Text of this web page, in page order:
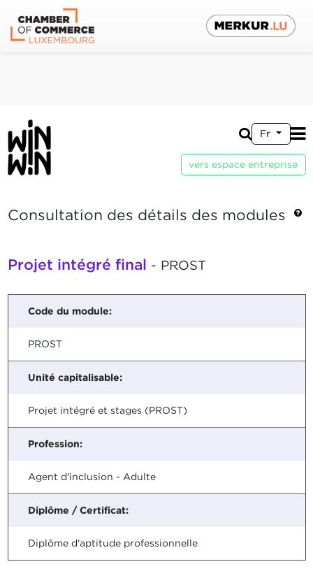
Fr
vers espace entreprise
Consultation des détails des modules
Projet intégré final - PROST
Code du module:
PROST
Unité capitalisable:
Projet intégré et stages (PROST)
Profession:
Agent d'inclusion - Adulte
Diplôme / Certificat:
Diplôme d'aptitude professionnelle